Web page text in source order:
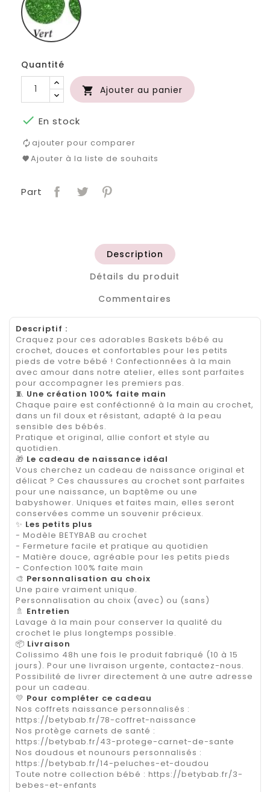
Quantité
 Ajouter au panier
 En stock
ajouter pour comparer
Ajouter à la liste de souhaits
Part
Description
Détails du produit
Commentaires
Descriptif :
Craquez pour ces adorables Baskets bébé au
crochet, douces et confortables pour les petits
pieds de votre bébé ! Confectionnées à la main
avec amour dans notre atelier, elles sont parfaites
pour accompagner les premiers pas.
🧵 Une création 100% faite main
Chaque paire est conféctionné à la main au crochet,
dans un fil doux et résistant, adapté à la peau
sensible des bébés.
Pratique et original, allie confort et style au
quotidien.
🎁 Le cadeau de naissance idéal
Vous cherchez un cadeau de naissance original et
délicat ? Ces chaussures au crochet sont parfaites
pour une naissance, un baptême ou une
babyshower. Uniques et faites main, elles seront
conservées comme un souvenir précieux.
✨ Les petits plus
- Modèle BETYBAB au crochet
- Fermeture facile et pratique au quotidien
- Matière douce, agréable pour les petits pieds
- Confection 100% faite main
🎨 Personnalisation au choix
Une paire vraiment unique.
Personnalisation au choix (avec) ou (sans)
🚿 Entretien
Lavage à la main pour conserver la qualité du
crochet le plus longtemps possible.
📦 Livraison
Colissimo 48h une fois le produit fabriqué (10 à 15
jours). Pour une livraison urgente, contactez-nous.
Possibilité de livrer directement à une autre adresse
pour un cadeau.
💛 Pour compléter ce cadeau
Nos coffrets naissance personnalisés :
https://betybab.fr/78-coffret-naissance
Nos protège carnets de santé :
https://betybab.fr/43-protege-carnet-de-sante
Nos doudous et nounours personnalisés :
https://betybab.fr/14-peluches-et-doudou
Toute notre collection bébé : https://betybab.fr/3-
bebes-et-enfants